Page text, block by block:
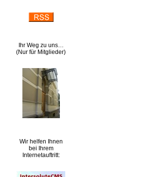
Ihr Weg zu uns…
(Nur für Mitglieder)
Wir helfen Ihnen
bei Ihrem
Internetauftritt: